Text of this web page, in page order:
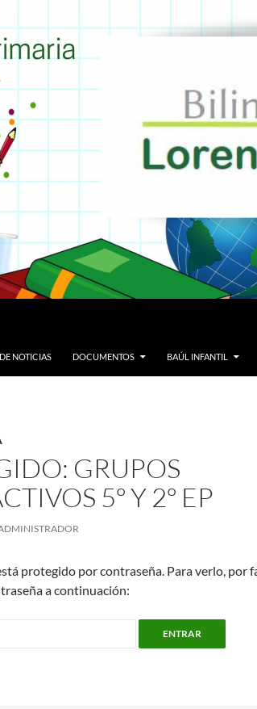
NOTICIAS DOCUMENTOS BAÚL INFANTIL
GRUPOS
5º Y 2º EP
protegido por contraseña. Para verlo, por
a continuación: